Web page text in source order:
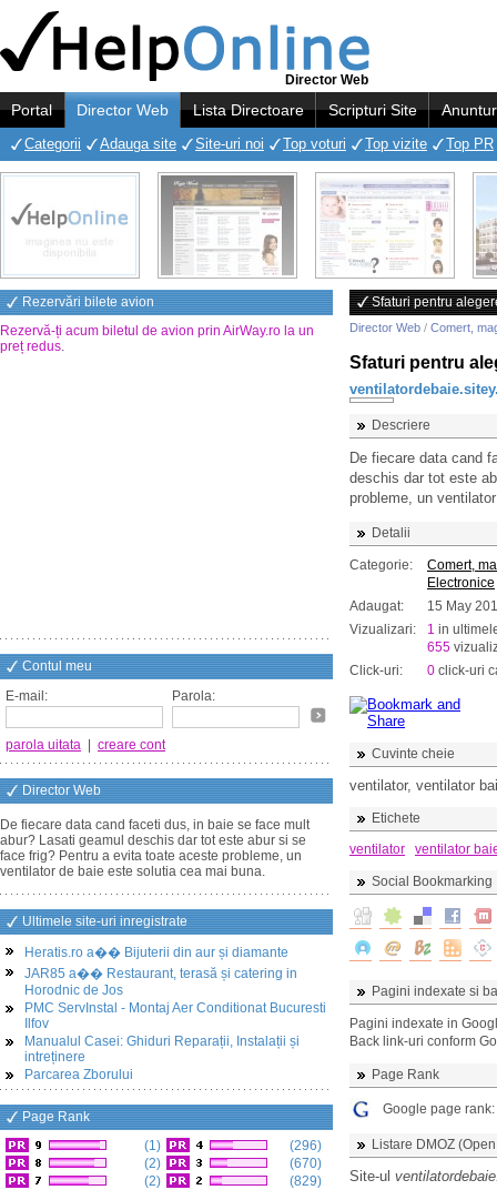
Director Web
Portal Director Web Lista Directoare Scripturi Site
Categorii Adauga site Site-uri noi Top voturi Top vizite Top PR
Rezervări bilete avion
Rezervă-ți acum biletul de avion prin AirWay.ro la un
preț redus.
Contul meu
E-mail:
Parola:
parola uitata creare cont
Director Web
De fiecare data cand faceti dus, in baie se face mult
abur? Lasati geamul deschis dar tot este abur si se
face frig? Pentru a evita toate aceste probleme, un
ventilator de baie este solutia cea mai buna.
Ultimele site-uri inregistrate
Heratis.ro a�� Bijuterii din aur și diamante
JAR85 a�� Restaurant, terasă și catering in
Horodnic de Jos
PMC ServInstal - Montaj Aer Conditionat Bucuresti
Ilfov
Manualul Casei: Ghiduri Reparații, Instalații și
intreținere
Parcarea Zborului
Page Rank
(1)
(2)
(2)
(296)
(670)
(829)
Sfaturi pentru
Director Web / Comert,
Sfaturi pentru
Descriere
De fiecare data cand
deschis dar tot este
probleme, un
Detalii
Categorie:
Comert,
Electronice
Adaugat:
15 May
Vizualizari:
1 in
655
Click-uri:
0 click-uri
Cuvinte cheie
ventilator, ventilator
Etichete
ventilator
ventilator
Social Bookmarking
Pagini indexate si
Pagini indexate in
Back link-uri conform
Page Rank
Google page rank:
Listare DMOZ
Site-ul